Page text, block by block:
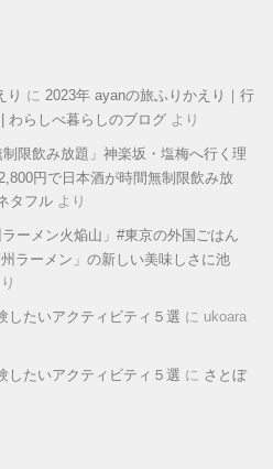
り に 2023年 ayanの旅ふりかえり｜行
わらしべ暮らしのブログ より
限飲み放題」神楽坂・塩梅へ行く理
円で日本酒が時間無制限飲み放
タフル より
ーメン火焔山」#東京の外国ごはん
ラーメン」の新しい美味しさに池
したいアクティビティ５選 に ukoara
したいアクティビティ５選 に さとぼ